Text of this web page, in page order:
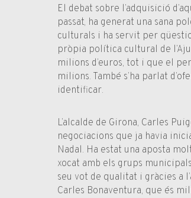
El debat sobre l’adquisició
passat, ha generat una sana
culturals i ha servit per
pròpia política cultural de
milions d’euros, tot i que el
milions. També s’ha parlat
identificar.
L’alcalde de Girona, Carles
negociacions que ja havia
Nadal. Ha estat una aposta
xocat amb els grups
seu vot de qualitat i gràcies a
Carles Bonaventura, que és